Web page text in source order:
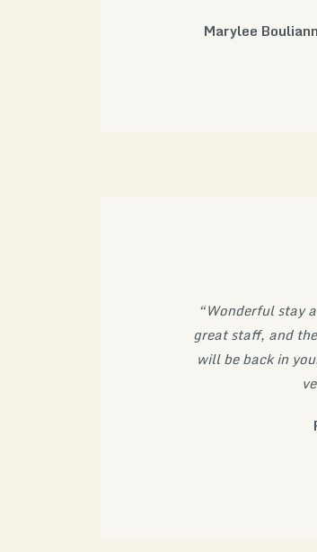
Marylee
“Wonderful stay
great staff, and
will be back in